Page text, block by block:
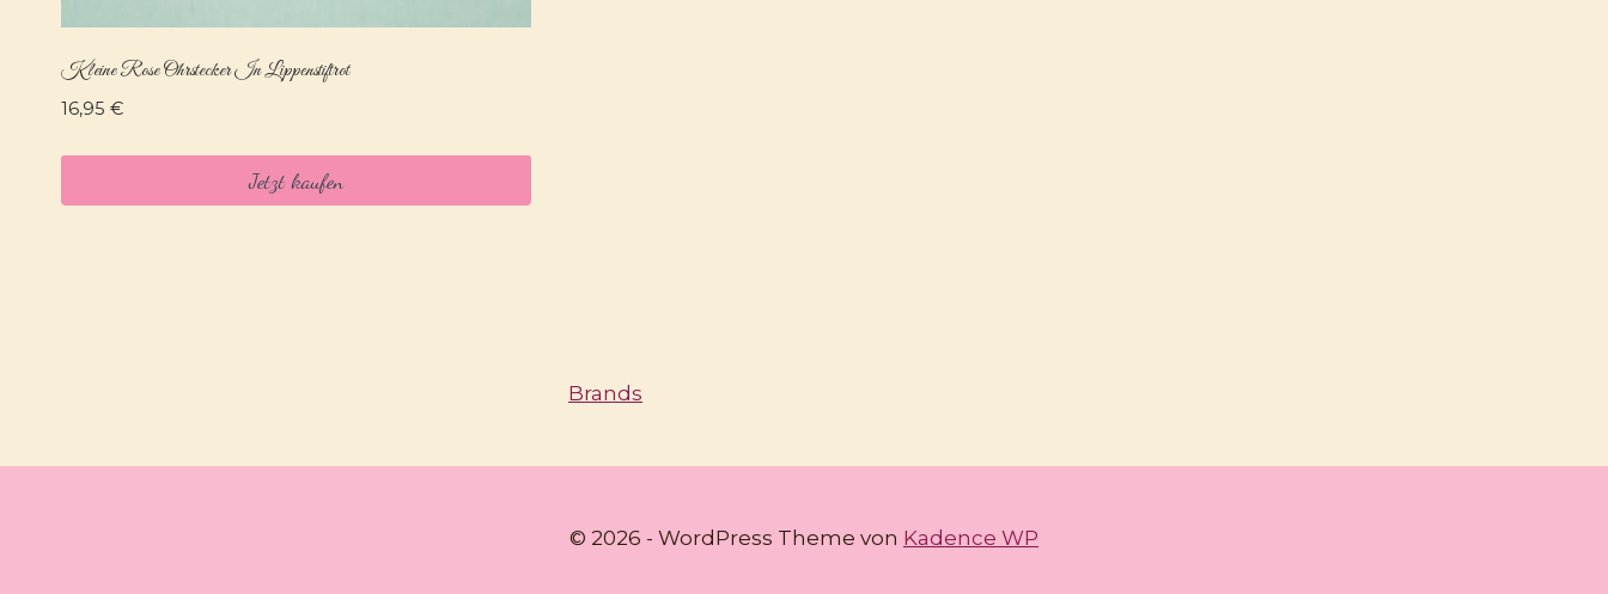
Kleine Rose Ohrstecker In Lippenstiftrot
16,95 €
Jetzt kaufen
Brands
© 2026 - WordPress Theme von Kadence WP